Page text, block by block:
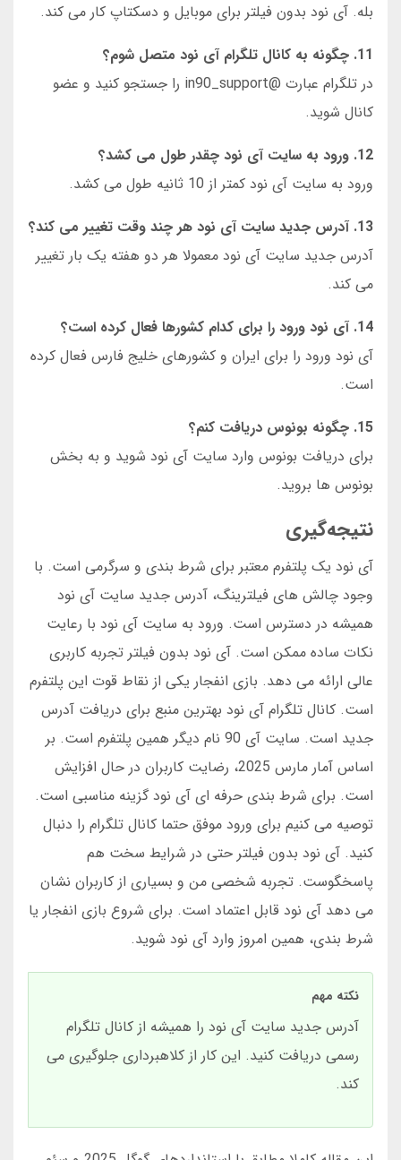
بله. آی نود بدون فیلتر برای موبایل و دسکتاپ کار می کند.
11. چگونه به کانال تلگرام آی نود متصل شوم؟
در تلگرام عبارت @in90_support را جستجو کنید و عضو
کانال شوید.
12. ورود به سایت آی نود چقدر طول می کشد؟
ورود به سایت آی نود کمتر از 10 ثانیه طول می کشد.
13. آدرس جدید سایت آی نود هر چند وقت تغییر می کند؟
آدرس جدید سایت آی نود معمولا هر دو هفته یک بار تغییر
می کند.
14. آی نود ورود را برای کدام کشورها فعال کرده است؟
آی نود ورود را برای ایران و کشورهای خلیج فارس فعال کرده
است.
15. چگونه بونوس دریافت کنم؟
برای دریافت بونوس وارد سایت آی نود شوید و به بخش
بونوس ها بروید.
نتیجه‌گیری
آی نود یک پلتفرم معتبر برای شرط بندی و سرگرمی است. با
وجود چالش های فیلترینگ، آدرس جدید سایت آی نود
همیشه در دسترس است. ورود به سایت آی نود با رعایت
نکات ساده ممکن است. آی نود بدون فیلتر تجربه کاربری
عالی ارائه می دهد. بازی انفجار یکی از نقاط قوت این پلتفرم
است. کانال تلگرام آی نود بهترین منبع برای دریافت آدرس
جدید است. سایت آی 90 نام دیگر همین پلتفرم است. بر
اساس آمار مارس 2025، رضایت کاربران در حال افزایش
است. برای شرط بندی حرفه ای آی نود گزینه مناسبی است.
توصیه می کنیم برای ورود موفق حتما کانال تلگرام را دنبال
کنید. آی نود بدون فیلتر حتی در شرایط سخت هم
پاسخگوست. تجربه شخصی من و بسیاری از کاربران نشان
می دهد آی نود قابل اعتماد است. برای شروع بازی انفجار یا
شرط بندی، همین امروز وارد آی نود شوید.
نکته مهم
آدرس جدید سایت آی نود را همیشه از کانال تلگرام
رسمی دریافت کنید. این کار از کلاهبرداری جلوگیری می
کند.